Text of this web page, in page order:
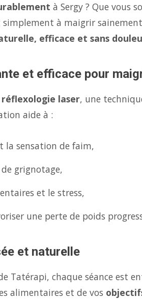
à Sergy ? Que vous
à maigrir
efficace et sans
et efficace pour
réflexologie laser, une
aide à :
sensation de faim,
grignotage,
et le stress,
une perte de poids
et naturelle
Tatérapi, chaque séance est
alimentaires et de vos